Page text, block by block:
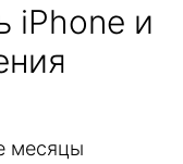
iPhone и
месяцы